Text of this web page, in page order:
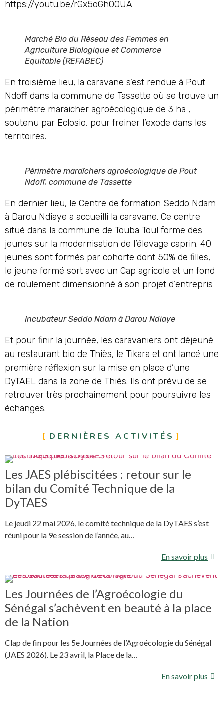
https://youtu.be/rGx5oGh00UA
Marché Bio du Réseau des Femmes en
Agriculture Biologique et Commerce
Equitable (REFABEC)
En troisième lieu, la caravane s’est rendue à Pout
Ndoff dans la commune de Tassette où se trouve un
périmètre maraicher agroécologique de 3 ha ,
soutenu par Eclosio, pour freiner l’exode dans les
territoires.
Périmètre maraîchers agroécologique de Pout
Ndoff, commune de Tassette
En dernier lieu, le Centre de formation Seddo Ndam
à Darou Ndiaye a accueilli la caravane. Ce centre
situé dans la commune de Touba Toul forme des
jeunes sur la modernisation de l’élevage caprin. 40
jeunes sont formés par cohorte dont 50% de filles,
le jeune formé sort avec un Cap agricole et un fond
de roulement dimensionné à son projet d’entrepris
Incubateur Seddo Ndam à Darou Ndiaye
Et pour finir la journée, les caravaniers ont déjeuné
au restaurant bio de Thiès, le Tikara et ont lancé une
première réflexion sur la mise en place d’une
DyTAEL dans la zone de Thiès. Ils ont prévu de se
retrouver très prochainement pour poursuivre les
échanges.
DERNIÈRES ACTIVITÉS
Les JAES plébiscitées : retour sur le
bilan du Comité Technique de la
DyTAES
Le jeudi 22 mai 2026, le comité technique de la DyTAES s’est
réuni pour la 9e session de l’année, au…
En savoir plus
Les Journées de l’Agroécologie du
Sénégal s’achèvent en beauté à la place
de la Nation
Clap de fin pour les 5e Journées de l’Agroécologie du Sénégal
(JAES 2026). Le 23 avril, la Place de la…
En savoir plus